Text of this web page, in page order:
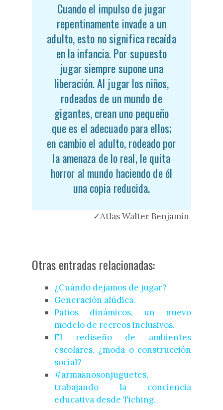
Cuando el impulso de jugar
repentinamente invade a un
adulto, esto no significa recaída
en la infancia. Por supuesto
jugar siempre supone una
liberación. Al jugar los niños,
rodeados de un mundo de
gigantes, crean uno pequeño
que es el adecuado para ellos;
en cambio el adulto, rodeado por
la amenaza de lo real, le quita
horror al mundo haciendo de él
una copia reducida.
✓Atlas Walter Benjamin
Otras entradas relacionadas:
¿Cuándo dejamos de jugar?
Generación alúdica.
Patios dinámicos, un nuevo
modelo de recreos inclusivos.
El rediseño de ambientes
escolares, ¿moda o construcción
social?
#armasnosonjuguetes,
trabajando la conciencia
educativa desde Tiching.